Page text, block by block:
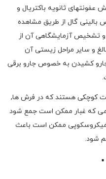
ثانویه باکتریال و
گال از طریق مشاهده
و تشخیص آزمایشگاهی آن از
و سایر مراحل زیستی آن
کشیدن به خصوص جارو برقی
کوچکی هستند که در فرش ها,
که غبار ممکن است جمع شود
ممکن است باعث
شود.